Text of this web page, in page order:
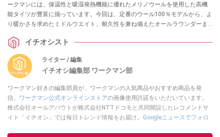
ークマンには、保温性と吸湿発熱機能に優れたメリノウールを使用した高機
能タイツが豊富に揃っています。今回は、定番のウール100％モデルから、よ
り暖かさを求めたミドルウエイト、耐久性を兼ね備えたオールラウンダーま
イチオシスト
ライター / 編集
イチオシ編集部 ワークマン部
ワークマン好きの編集部員が、ワークマンの人気商品やおすすめ商品を発
信。 ワークマン公式オンラインストアの画像使用許諾をいただいています。
株式会社オールアバウトが株式会社NTTドコモと共同開設したレコメンドサ
イト「イチオシ」では毎日トレンド情報をお届け。 Googleニュースでフォロ